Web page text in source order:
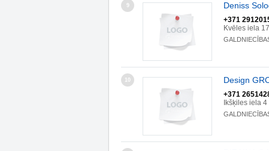
9 Deniss
+371
Kvēles iela
10 Design
+371
Ikšķiles iela